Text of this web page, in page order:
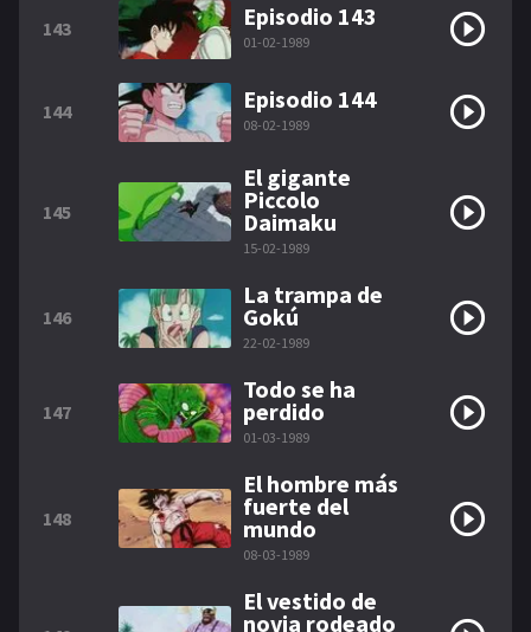
143 Episodio 143
01-02-1989
144 Episodio 144
08-02-1989
145
El gigante
Piccolo
Daimaku
15-02-1989
146
La trampa de
Gokú
22-02-1989
147
Todo se ha
perdido
01-03-1989
148
El hombre más
fuerte del
mundo
08-03-1989
El vestido de
novia rodeado